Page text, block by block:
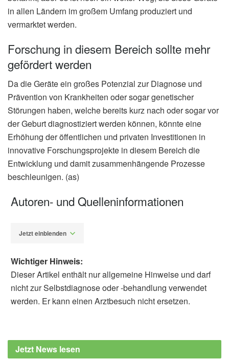
in allen Ländern im großem Umfang produziert und
vermarktet werden.
Forschung in diesem Bereich sollte mehr
gefördert werden
Da die Geräte ein großes Potenzial zur Diagnose und
Prävention von Krankheiten oder sogar genetischer
Störungen haben, welche bereits kurz nach oder sogar vor
der Geburt diagnostiziert werden können, könnte eine
Erhöhung der öffentlichen und privaten Investitionen in
innovative Forschungsprojekte in diesem Bereich die
Entwicklung und damit zusammenhängende Prozesse
beschleunigen. (as)
Autoren- und Quelleninformationen
Jetzt einblenden
Brazaca, Laura García-Carmona, Gulcin
Bolat, Alan S. Campbell et al.: Eyeglasses-
Wichtiger Hinweis:
Dieser Artikel enthält nur allgemeine Hinweise und darf
nicht zur Selbstdiagnose oder -behandlung verwendet
werden. Er kann einen Arztbesuch nicht ersetzen.
Jetzt News lesen